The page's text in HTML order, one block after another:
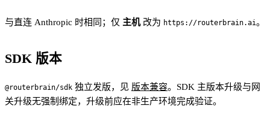
与直连 Anthropic 时相同；仅 主机改为 https://routerbrain.ai。
SDK 版本
@routerbrain/sdk 独立发版，见 版本兼容。SDK 主版本升级与网
关升级无强制绑定，升级前应在非生产环境完成验证。